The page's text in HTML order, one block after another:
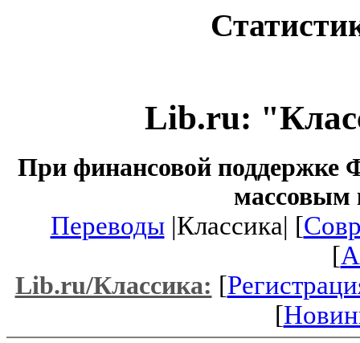
Lib.ru:
При финансовой поддержке
массовым
Переводы|Классика| [
[
Lib.ru/Классика: [
[